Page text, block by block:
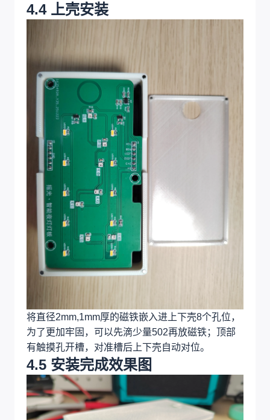
4.4 上壳安装
将直径2mm,1mm厚的磁铁嵌入进上下壳8个孔位，
为了更加牢固，可以先滴少量502再放磁铁；顶部
有触摸孔开槽，对准槽后上下壳自动对位。
4.5 安装完成效果图